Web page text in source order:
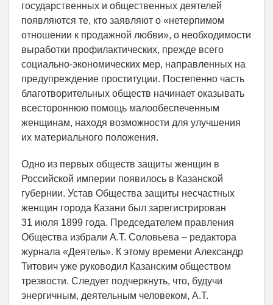
государственных и общественных деятелей
появляются те, кто заявляют о «нетерпимом
отношении к продажной любви», о необходимости
выработки профилактических, прежде всего
социально-экономических мер, направленных на
предупреждение проституции. Постепенно часть
благотворительных обществ начинает оказывать
всестороннюю помощь малообеспеченным
женщинам, находя возможности для улучшения
их материального положения.
Одно из первых обществ защиты женщин в
Российской империи появилось в Казанской
губернии. Устав Общества защиты несчастных
женщин города Казани был зарегистрирован
31 июля 1899 года. Председателем правления
Общества избрали А.Т. Соловьева – редактора
журнала «Деятель». К этому времени Александр
Титович уже руководил Казанским обществом
трезвости. Следует подчеркнуть, что, будучи
энергичным, деятельным человеком, А.Т.